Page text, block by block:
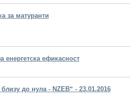
за матуранти
енергетска ефикасност
до нула - NZEB“ - 23.01.2016